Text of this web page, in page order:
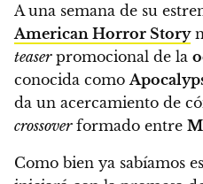
A una semana de su
American Horror Story
teaserpromocional de la
conocida como
da un acercamiento de
crossoverformado entre
Como bien ya sabíamos